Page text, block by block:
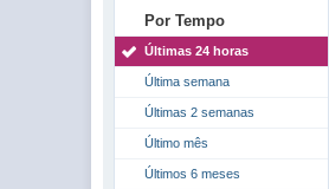
Por Tempo
Últimas 24 horas
Última semana
Últimas 2 semanas
Último mês
Últimos 6 meses